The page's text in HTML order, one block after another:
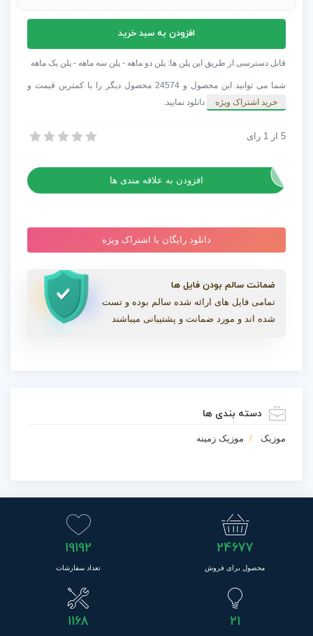
مخصوص
تیزر
حماسی
Epic
عدد
افزودن به سبد خرید
قابل دسترسی از طریق این پلن ها: پلن دو ماهه - پلن سه ماهه - پلن یک ماهه
شما می توانید این محصول و 24574 محصول دیگر را با کمترین قیمت و
خرید اشتراک ویژه
دانلود نمایید.
آهنگ مخصوص تیزر حماسی In Epic
5 از 1 رای
افزودن به علاقه مندی ها
دانلود رایگان با اشتراک ویژه
ضمانت سالم بودن فایل ها
تمامی فایل های ارائه شده سالم بوده و تست
شده اند و مورد ضمانت و پشتیبانی میباشند
دسته بندی ها
موزیک موزیک زمینه
24677
محصول برای فروش
19192
تعداد سفارشات
21
1168